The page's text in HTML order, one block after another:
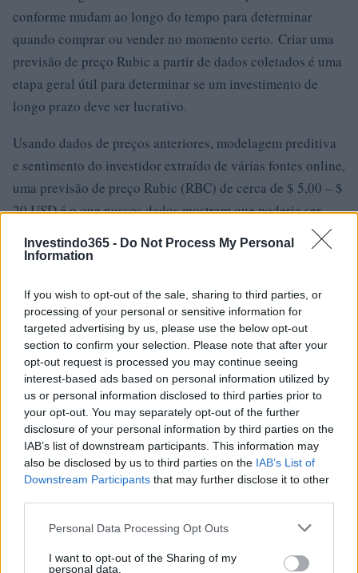
Investindo365 - Do Not Process My Personal
Information
If you wish to opt-out of the sale, sharing to third parties, or
processing of your personal or sensitive information for
targeted advertising by us, please use the below opt-out
section to confirm your selection. Please note that after your
opt-out request is processed you may continue seeing
interest-based ads based on personal information utilized by
us or personal information disclosed to third parties prior to
your opt-out. You may separately opt-out of the further
disclosure of your personal information by third parties on the
IAB’s list of downstream participants. This information may
also be disclosed by us to third parties on the IAB’s List of
Downstream Participants that may further disclose it to other
Please note that this website/app uses one or more Google
not limited to your visit or usage behaviour. You may click to
Personal Data Processing Opt Outs
I want to opt-out of the Sharing of my
personal data.
conforme mudam ao longo do tempo para determinar
quando comprar ou vender no momento certo. Criar uma
previsão de preço Rubic a partir de dados coletados é uma
etapa geral útil para determinar se um investimento de
longo prazo deve ser lucrativo.
Usando dados de preços anteriores, modelagem preditiva
e sentimento do investidor extraído de várias fontes online,
uma previsão de preço Rubic (RBC) de cerca de $ 5,00 – $
20 USD é o que nossos dados mostram que poderia ser
possível em 2022-2025 dados os fundamentos do Rubic e
dados de preços anteriores do token RBC.
Rubic (RBC) é um bom investimento?
Ao decidir se Rubic (RBC) é um bom investimento para
você, levar em consideração o risco e a recompensa é
crucial. Podemos prever o preço do RBC tanto no curto
quanto no longo prazo, mas as expectativas precisam ser
razoáveis ​​para cada um. A longo prazo, acreditamos que o
RBC apreciará com base nos fundamentos do projeto
Rubic e no progresso que a equipe está fazendo em
relação aos seus objetivos e marcos do roteiro.
Usando a Análise Técnica, podemos prever qual pode ser o
investimentos de acordo. Usando níveis horizontais de